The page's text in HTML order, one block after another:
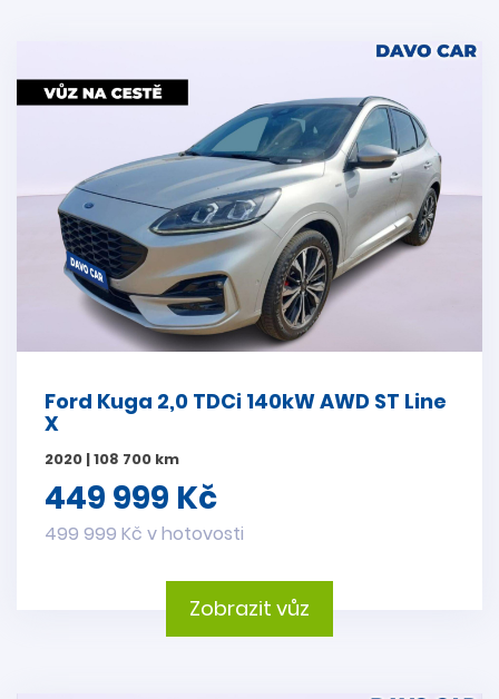
Ford Kuga 2,0 TDCi 140kW AWD ST Line
X
2020 | 108 700 km
449 999 Kč
499 999 Kč v hotovosti
Zobrazit vůz